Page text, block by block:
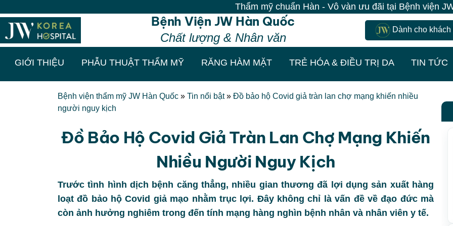
Thẩm mỹ chuẩn Hàn - Vô vàn ưu đãi tại Bệnh viện JW| 100%
Bệnh Viện JW Hàn Quốc
Chất lượng & Nhân văn
Dành cho khách
GIỚI THIỆU PHẪU THUẬT THẨM MỸ RĂNG HÀM MẶT TRẺ HÓA & ĐIỀU TRỊ DA TIN TỨC
Bệnh viện thẩm mỹ JW Hàn Quốc » Tin nổi bật» Đồ bảo hộ Covid giả tràn lan chợ mạng khiến nhiều
người nguy kịch
Đồ Bảo Hộ Covid Giả Tràn Lan Chợ Mạng Khiến
Nhiều Người Nguy Kịch
Trước tình hình dịch bệnh căng thẳng, nhiều gian thương đã lợi dụng sản xuất hàng
loạt đồ bảo hộ Covid giả mạo nhằm trục lợi. Đây không chỉ là vấn đề về đạo đức mà
còn ảnh hưởng nghiêm trong đến tính mạng hàng nghìn bệnh nhân và nhân viên y tế.